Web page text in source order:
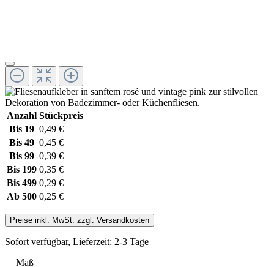
Anzahl Stückpreis
Bis 19 0,49 €
Bis 49 0,45 €
Bis 99 0,39 €
Bis 199 0,35 €
Bis 499 0,29 €
Ab 500 0,25 €
Preise inkl. MwSt. zzgl. Versandkosten
Sofort verfügbar, Lieferzeit: 2-3 Tage
Maß